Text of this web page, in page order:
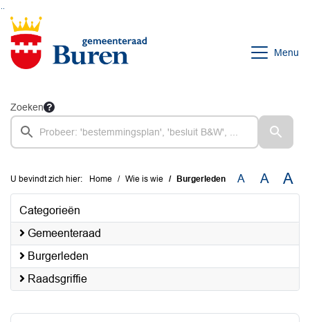
Ga naar de inhoud van deze pagina
Ga naar het zoeken
Ga naar het menu
Menu
Zoeken
U bevindt zich hier: Home Wie is wie Burgerleden A A A
Categorieën
Gemeenteraad
Burgerleden
Raadsgriffie